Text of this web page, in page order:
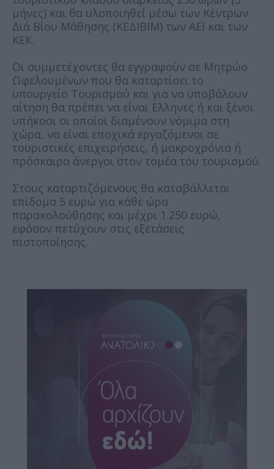
μήνες) και θα υλοποιηθεί μέσω των Κέντρων
Διά Βίου Μάθησης (ΚΕΔΙΒΙΜ) των ΑΕΙ και των
ΚΕΚ.
Οι συμμετέχοντες θα εγγραφούν σε Μητρώο
Ωφελουμένων που θα καταρτίσει το
υπουργείο Τουρισμού και για να υποβάλουν
αίτηση θα πρέπει να είναι Ελληνες ή και ξένοι
υπήκοοι οι οποίοι διαμένουν νόμιμα στη
χώρα, να είναι εποχικά εργαζόμενοι σε
τουριστικές επιχειρήσεις, ή μακροχρόνια ή
πρόσκαιρα άνεργοι στον τομέα του τουρισμού.
Στους καταρτιζόμενους θα καταβάλλεται
επίδομα 5 ευρώ για κάθε ώρα
παρακολούθησης και μέχρι 1.250 ευρώ,
εφόσον πετύχουν στις εξετάσεις
πιστοποίησης.